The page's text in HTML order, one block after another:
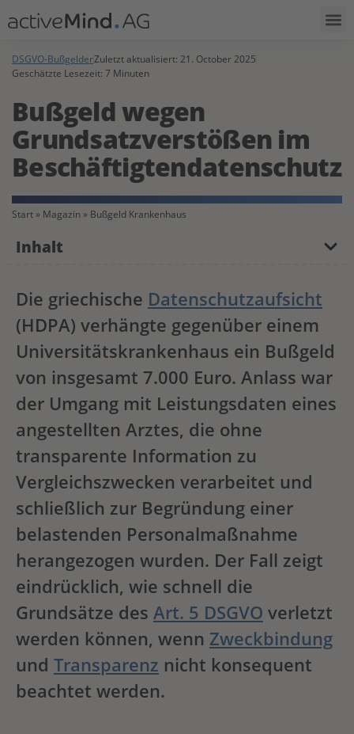
DSGVO-BußgelderZuletzt aktualisiert: 21. October 2025
Geschätzte Lesezeit: 7 Minuten
Bußgeld wegen
Grundsatzverstößen im
Beschäftigtendatenschutz
Start » Magazin » Bußgeld Krankenhaus
Inhalt
Die griechische Datenschutzaufsicht
(HDPA) verhängte gegenüber einem
Universitätskrankenhaus ein Bußgeld
von insgesamt 7.000 Euro. Anlass war
der Umgang mit Leistungsdaten eines
angestellten Arztes, die ohne
transparente Information zu
Vergleichszwecken verarbeitet und
schließlich zur Begründung einer
belastenden Personalmaßnahme
herangezogen wurden. Der Fall zeigt
eindrücklich, wie schnell die
Grundsätze des Art. 5 DSGVO verletzt
werden können, wenn Zweckbindung
und Transparenz nicht konsequent
beachtet werden.